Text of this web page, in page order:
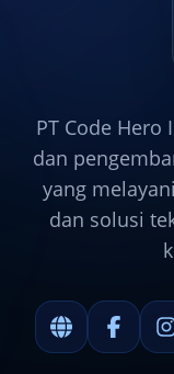
PT Code
dan
yang
dan solusi